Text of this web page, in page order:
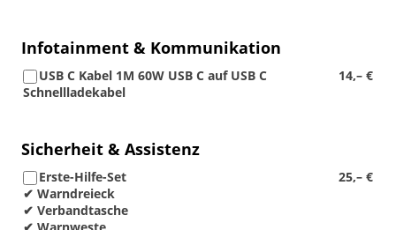
Infotainment & Kommunikation
14,– €
USB C Kabel 1M 60W USB C auf USB C
Schnellladekabel
Sicherheit & Assistenz
25,– €
Erste-Hilfe-Set
✔ Warndreieck
✔ Verbandtasche